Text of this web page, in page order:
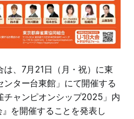
は、7月21日（月・祝）に東
ンター台東館」にて開催する
チャンピオンシップ2025」内
を開催することを発表し